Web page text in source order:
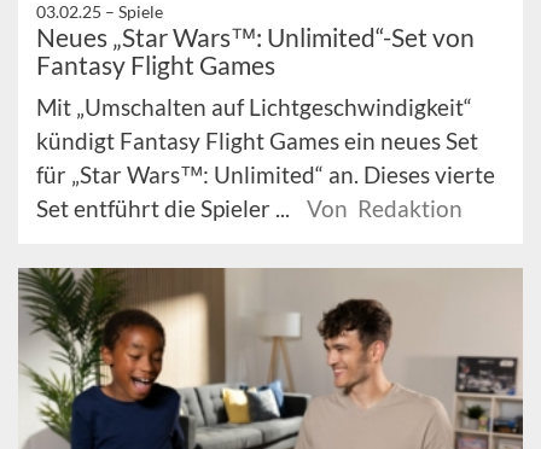
03.02.25 – Spiele
Neues „Star Wars™: Unlimited“-Set von
Fantasy Flight Games
Mit „Umschalten auf Lichtgeschwindigkeit“
kündigt Fantasy Flight Games ein neues Set
für „Star Wars™: Unlimited“ an. Dieses vierte
Set entführt die Spieler ...
Von Redaktion